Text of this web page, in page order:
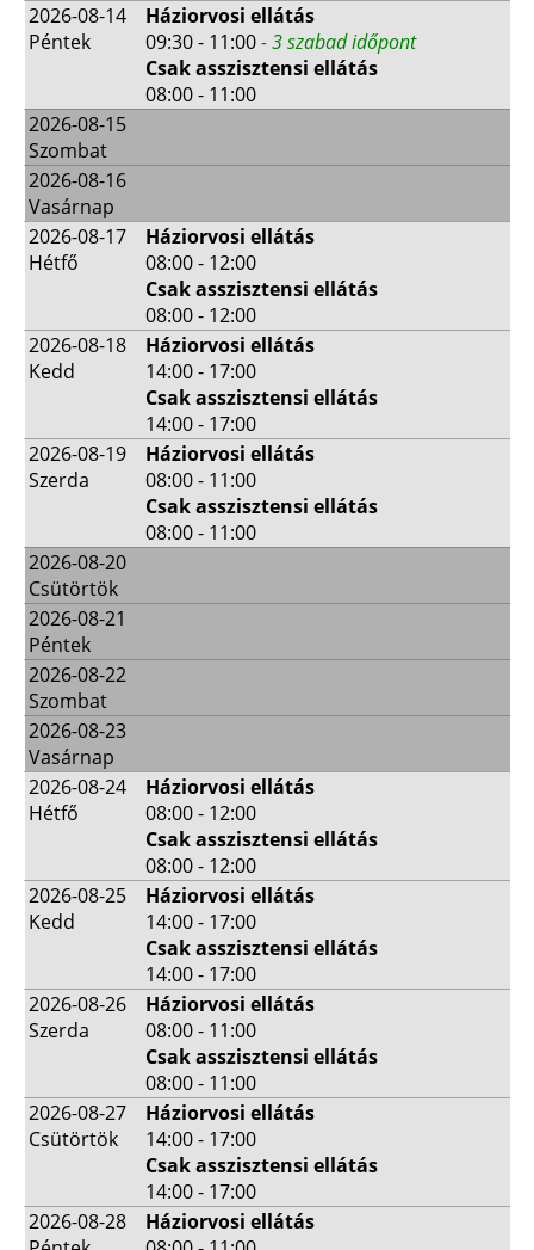
2026-08-14
Péntek
Háziorvosi ellátás
09:30 - 11:00- 3 szabad időpont
Csak asszisztensi ellátás
08:00 - 11:00
2026-08-15
Szombat
2026-08-16
Vasárnap
2026-08-17
Hétfő
Háziorvosi ellátás
08:00 - 12:00
Csak asszisztensi ellátás
08:00 - 12:00
2026-08-18
Kedd
Háziorvosi ellátás
14:00 - 17:00
Csak asszisztensi ellátás
14:00 - 17:00
2026-08-19
Szerda
Háziorvosi ellátás
08:00 - 11:00
Csak asszisztensi ellátás
08:00 - 11:00
2026-08-20
Csütörtök
2026-08-21
Péntek
2026-08-22
Szombat
2026-08-23
Vasárnap
2026-08-24
Hétfő
Háziorvosi ellátás
08:00 - 12:00
Csak asszisztensi ellátás
08:00 - 12:00
2026-08-25
Kedd
Háziorvosi ellátás
14:00 - 17:00
Csak asszisztensi ellátás
14:00 - 17:00
2026-08-26
Szerda
Háziorvosi ellátás
08:00 - 11:00
Csak asszisztensi ellátás
08:00 - 11:00
2026-08-27
Csütörtök
Háziorvosi ellátás
14:00 - 17:00
Csak asszisztensi ellátás
14:00 - 17:00
2026-08-28
Háziorvosi ellátás